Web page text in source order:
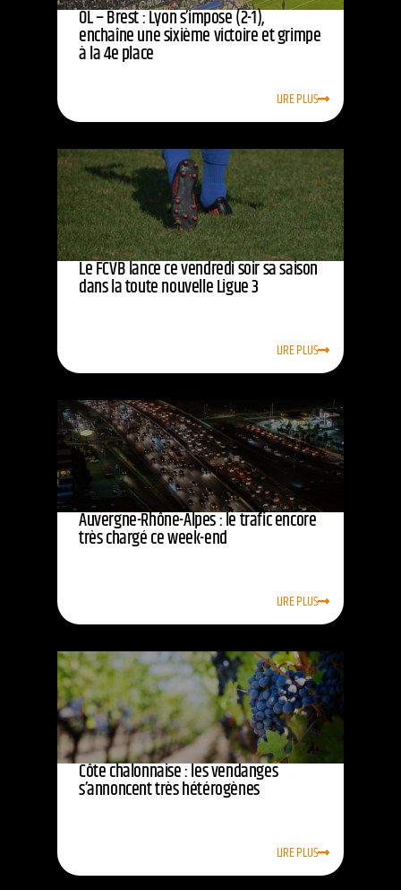
OL – Brest : Lyon s’impose (2-1),
enchaîne une sixième victoire et grimpe
à la 4e place
LIRE PLUS
Le FCVB lance ce vendredi soir sa saison
dans la toute nouvelle Ligue 3
LIRE PLUS
Auvergne-Rhône-Alpes : le trafic encore
très chargé ce week-end
LIRE PLUS
Côte chalonnaise : les vendanges
s’annoncent très hétérogènes
LIRE PLUS